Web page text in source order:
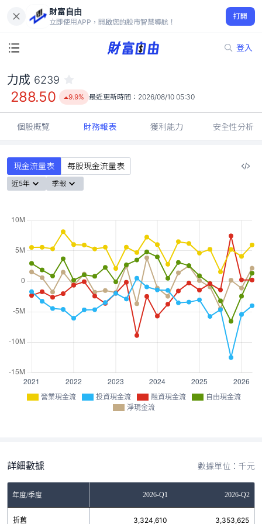
財富自由
立即使用APP，開啟您的股市智慧導航！
打開
登入
288.50
9.9%
力成 6239
288.50 9.9% 最近更新時間： 2026/08/10 05:30
個股概覽 財務報表 獲利能力 安全性分析
現金流量表 每股現金流量表
近5年 季報
營業現金流 投資現金流 融資現金流
自由現金流
淨現金流
詳細數據 數據單位：千元
年度/季度 2026-Q1 2026-Q2
折舊 3,324,610 3,353,625